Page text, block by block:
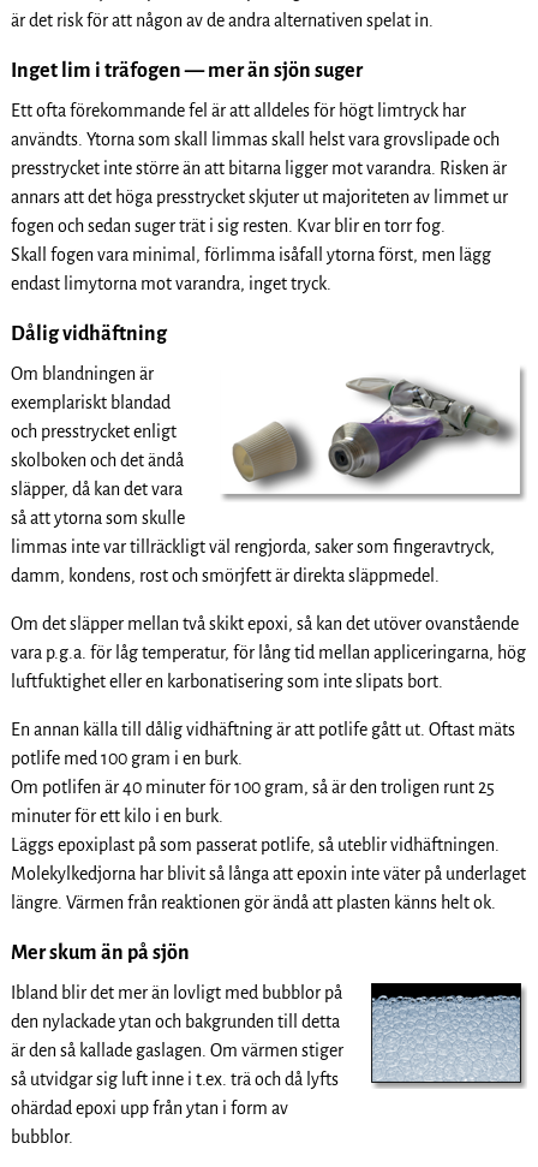
är det risk för att någon av de andra alternativen spelat in.
Inget lim i träfogen — mer än sjön suger
Ett ofta förekommande fel är att alldeles för högt limtryck har
användts. Ytorna som skall limmas skall helst vara grovslipade och
presstrycket inte större än att bitarna ligger mot varandra. Risken är
annars att det höga presstrycket skjuter ut majoriteten av limmet ur
fogen och sedan suger trät i sig resten. Kvar blir en torr fog.
Skall fogen vara minimal, förlimma isåfall ytorna först, men lägg
endast limytorna mot varandra, inget tryck.
Dålig vidhäftning
Om blandningen är
exemplariskt blandad
och presstrycket enligt
skolboken och det ändå
släpper, då kan det vara
så att ytorna som skulle
limmas inte var tillräckligt väl rengjorda, saker som fingeravtryck,
damm, kondens, rost och smörjfett är direkta släppmedel.
Om det släpper mellan två skikt epoxi, så kan det utöver ovanstående
vara p.g.a. för låg temperatur, för lång tid mellan appliceringarna, hög
luftfuktighet eller en karbonatisering som inte slipats bort.
En annan källa till dålig vidhäftning är att potlife gått ut. Oftast mäts
potlife med 100 gram i en burk.
Om potlifen är 40 minuter för 100 gram, så är den troligen runt 25
minuter för ett kilo i en burk.
Läggs epoxiplast på som passerat potlife, så uteblir vidhäftningen.
Molekylkedjorna har blivit så långa att epoxin inte väter på underlaget
längre. Värmen från reaktionen gör ändå att plasten känns helt ok.
Mer skum än på sjön
Ibland blir det mer än lovligt med bubblor på
den nylackade ytan och bakgrunden till detta
är den så kallade gaslagen. Om värmen stiger
så utvidgar sig luft inne i t.ex. trä och då lyfts
ohärdad epoxi upp från ytan i form av
bubblor.